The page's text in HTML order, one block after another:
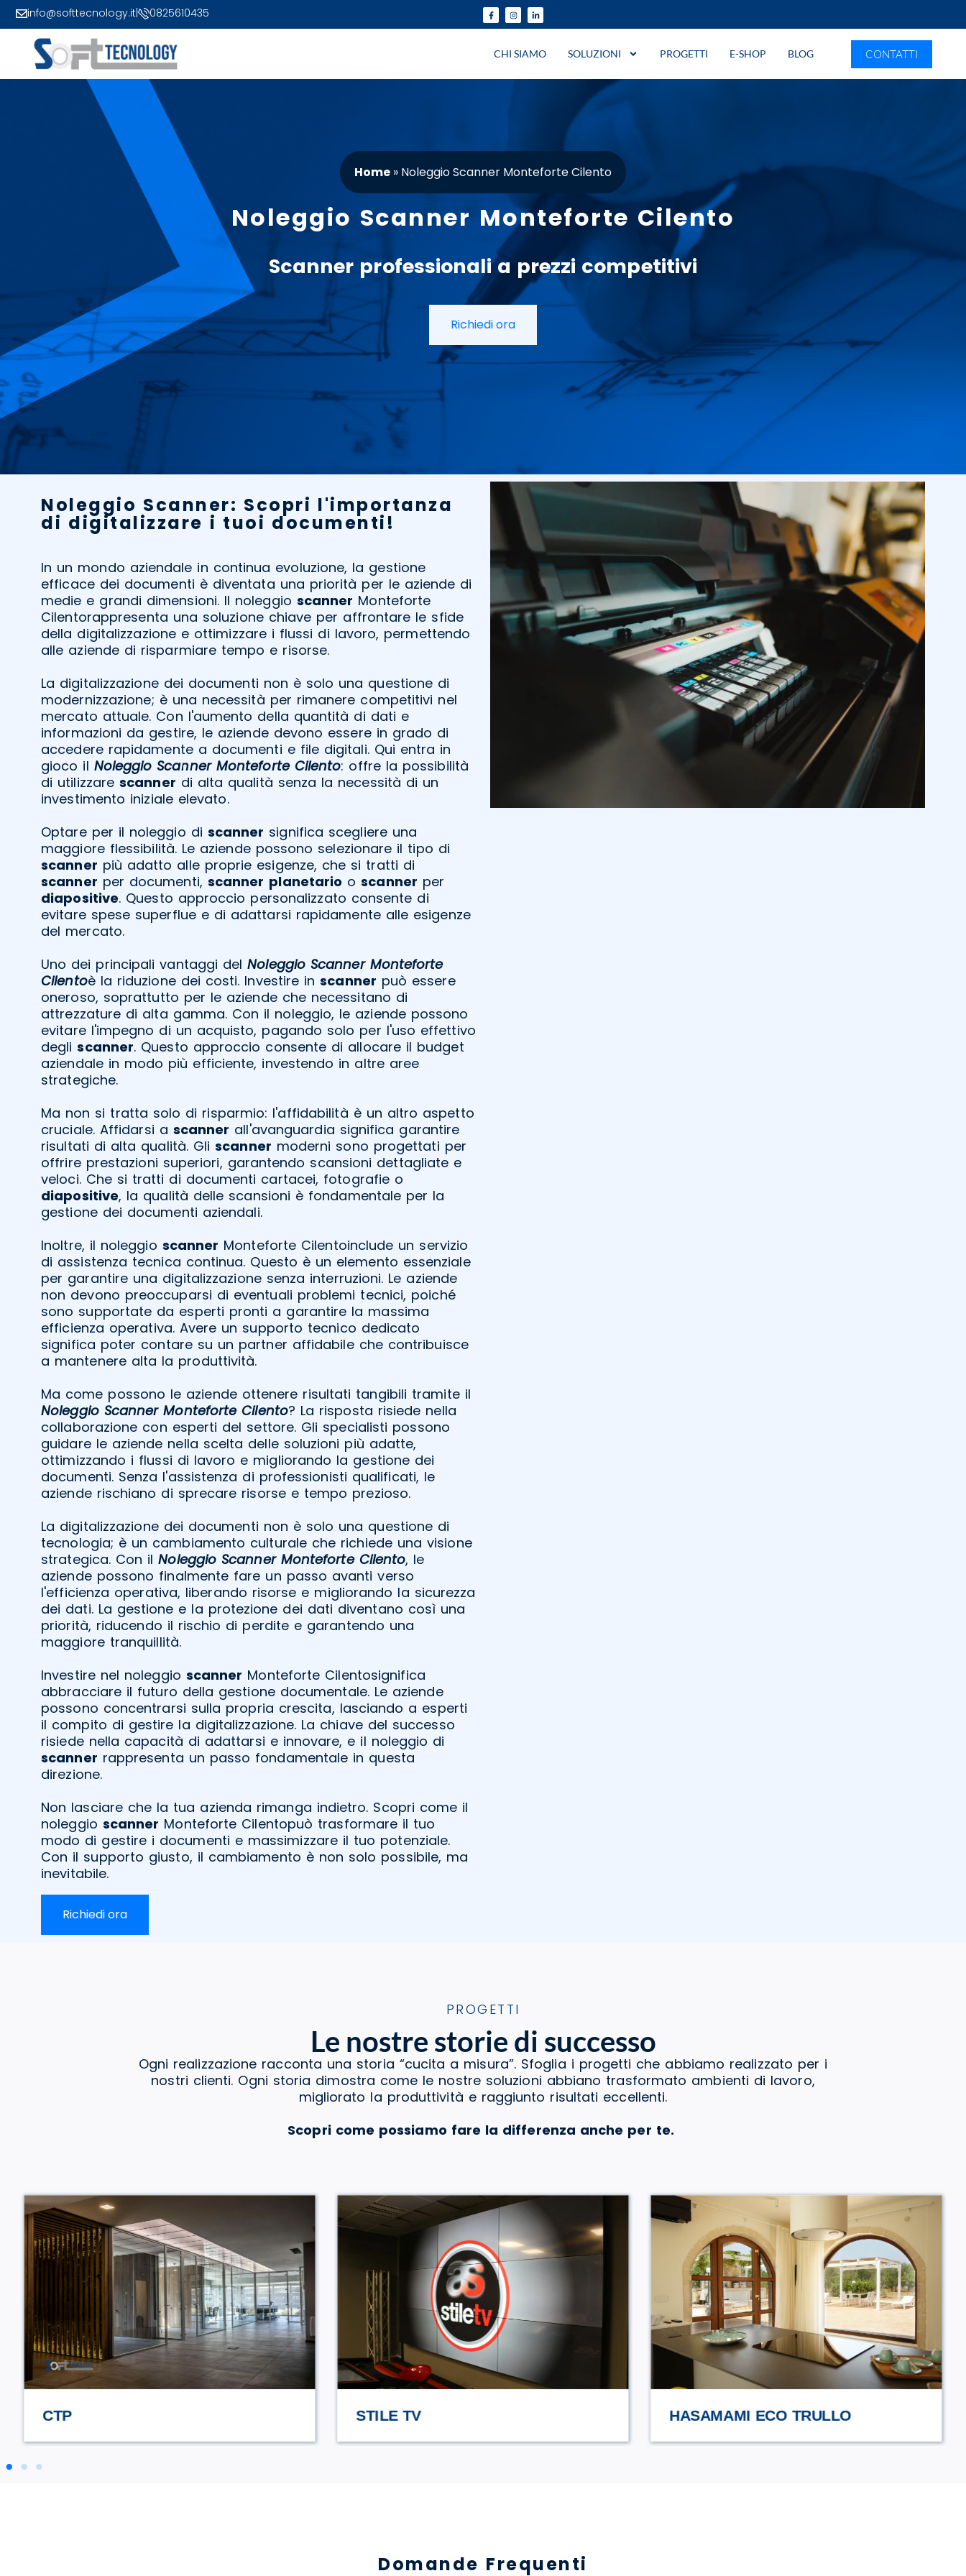
info@softtecnology.it 0825610435
CHI SIAMO SOLUZIONI PROGETTI E-SHOP BLOG CONTATTI
Home » Noleggio Scanner Monteforte Cilento
Noleggio Scanner Monteforte Cilento
Scanner professionali a prezzi competitivi
Richiedi ora
Noleggio Scanner: Scopri l'importanza
di digitalizzare i tuoi documenti!
In un mondo aziendale in continua evoluzione, la gestione
efficace dei documenti è diventata una priorità per le aziende di
medie e grandi dimensioni. Il noleggio scanner Monteforte
Cilentorappresenta una soluzione chiave per affrontare le sfide
della digitalizzazione e ottimizzare i flussi di lavoro, permettendo
alle aziende di risparmiare tempo e risorse.
La digitalizzazione dei documenti non è solo una questione di
modernizzazione; è una necessità per rimanere competitivi nel
mercato attuale. Con l'aumento della quantità di dati e
informazioni da gestire, le aziende devono essere in grado di
accedere rapidamente a documenti e file digitali. Qui entra in
gioco il Noleggio Scanner Monteforte Cilento: offre la possibilità
di utilizzare scanner di alta qualità senza la necessità di un
investimento iniziale elevato.
Optare per il noleggio di scanner significa scegliere una
maggiore flessibilità. Le aziende possono selezionare il tipo di
scanner più adatto alle proprie esigenze, che si tratti di
scanner per documenti, scanner planetario oscanner per
diapositive. Questo approccio personalizzato consente di
evitare spese superflue e di adattarsi rapidamente alle esigenze
del mercato.
Uno dei principali vantaggi delNoleggio Scanner Monteforte
Cilentoè la riduzione dei costi. Investire inscanner può essere
oneroso, soprattutto per le aziende che necessitano di
attrezzature di alta gamma. Con il noleggio, le aziende possono
evitare l'impegno di un acquisto, pagando solo per l'uso effettivo
degliscanner. Questo approccio consente di allocare il budget
aziendale in modo più efficiente, investendo in altre aree
strategiche.
Ma non si tratta solo di risparmio: l'affidabilità è un altro aspetto
cruciale. Affidarsi a scanner all'avanguardia significa garantire
risultati di alta qualità. Gliscanner moderni sono progettati per
offrire prestazioni superiori, garantendo scansioni dettagliate e
veloci. Che si tratti di documenti cartacei, fotografie o
diapositive, la qualità delle scansioni è fondamentale per la
gestione dei documenti aziendali.
Inoltre, il noleggio scanner Monteforte Cilentoinclude un servizio
di assistenza tecnica continua. Questo è un elemento essenziale
per garantire una digitalizzazione senza interruzioni. Le aziende
non devono preoccuparsi di eventuali problemi tecnici, poiché
sono supportate da esperti pronti a garantire la massima
efficienza operativa. Avere un supporto tecnico dedicato
significa poter contare su un partner affidabile che contribuisce
a mantenere alta la produttività.
Ma come possono le aziende ottenere risultati tangibili tramite il
Noleggio Scanner Monteforte Cilento? La risposta risiede nella
collaborazione con esperti del settore. Gli specialisti possono
guidare le aziende nella scelta delle soluzioni più adatte,
ottimizzando i flussi di lavoro e migliorando la gestione dei
documenti. Senza l'assistenza di professionisti qualificati, le
aziende rischiano di sprecare risorse e tempo prezioso.
La digitalizzazione dei documenti non è solo una questione di
tecnologia; è un cambiamento culturale che richiede una visione
strategica. Con ilNoleggio Scanner Monteforte Cilento, le
aziende possono finalmente fare un passo avanti verso
l'efficienza operativa, liberando risorse e migliorando la sicurezza
dei dati. La gestione e la protezione dei dati diventano così una
priorità, riducendo il rischio di perdite e garantendo una
maggiore tranquillità.
Investire nel noleggio scanner Monteforte Cilentosignifica
abbracciare il futuro della gestione documentale. Le aziende
possono concentrarsi sulla propria crescita, lasciando a esperti
il compito di gestire la digitalizzazione. La chiave del successo
risiede nella capacità di adattarsi e innovare, e il noleggio di
scanner rappresenta un passo fondamentale in questa
direzione.
Non lasciare che la tua azienda rimanga indietro. Scopri come il
noleggio scanner Monteforte Cilentopuò trasformare il tuo
modo di gestire i documenti e massimizzare il tuo potenziale.
Con il supporto giusto, il cambiamento è non solo possibile, ma
inevitabile.
Richiedi ora
PROGETTI
Le nostre storie di successo
Ogni realizzazione racconta una storia “cucita a misura”. Sfoglia i progetti che abbiamo realizzato per i
nostri clienti. Ogni storia dimostra come le nostre soluzioni abbiano trasformato ambienti di lavoro,
migliorato la produttività e raggiunto risultati eccellenti.
Scopri come possiamo fare la differenza anche per te.
STILE TV HASAMAMI ECO TRULLO URCIUOLI
Domande Frequenti